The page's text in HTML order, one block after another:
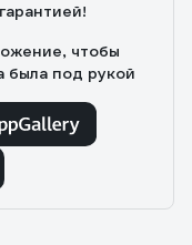
чтобы
была под рукой